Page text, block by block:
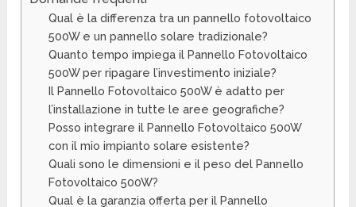
Qual è la differenza tra un pannello fotovoltaico
500W e un pannello solare tradizionale?
Quanto tempo impiega il Pannello Fotovoltaico
500W per ripagare l’investimento iniziale?
Il Pannello Fotovoltaico 500W è adatto per
l’installazione in tutte le aree geografiche?
Posso integrare il Pannello Fotovoltaico 500W
con il mio impianto solare esistente?
Quali sono le dimensioni e il peso del Pannello
Fotovoltaico 500W?
Qual è la garanzia offerta per il Pannello